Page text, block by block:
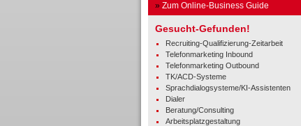
» Zum Online-Business Guide
Gesucht-Gefunden!
Recruiting-Qualifizierung-Zeitarbeit
Telefonmarketing Inbound
Telefonmarketing Outbound
TK/ACD-Systeme
Sprachdialogsysteme/KI-Assistenten
Dialer
Beratung/Consulting
Arbeitsplatzgestaltung